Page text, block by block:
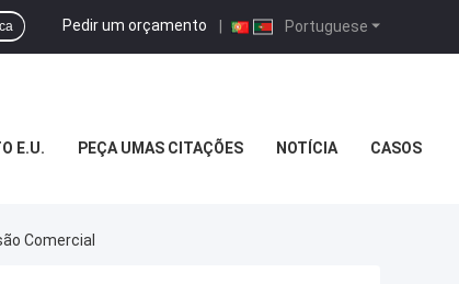
Portuguese
Pedir um orçamento |
E.U. PEÇA UMAS CITAÇÕES NOTÍCIA CASOS
Comercial